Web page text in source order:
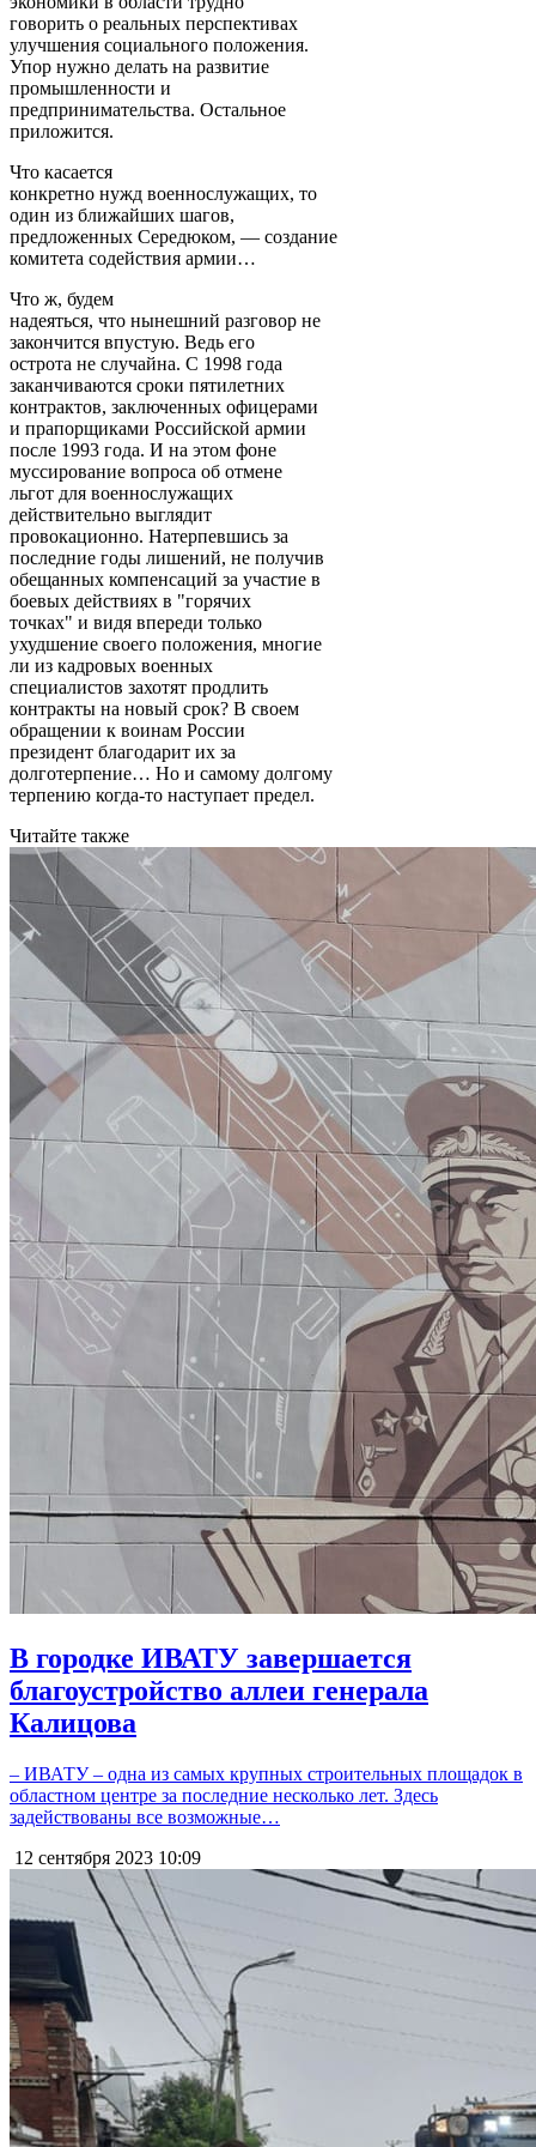
говорить о реальных перспективах
улучшения социального положения.
Упор нужно делать на развитие
промышленности и
предпринимательства. Остальное
приложится.
Что касается
конкретно нужд военнослужащих, то
один из ближайших шагов,
предложенных Середюком, — создание
комитета содействия армии…
Что ж, будем
надеяться, что нынешний разговор не
закончится впустую. Ведь его
острота не случайна. С 1998 года
заканчиваются сроки пятилетних
контрактов, заключенных офицерами
и прапорщиками Российской армии
после 1993 года. И на этом фоне
муссирование вопроса об отмене
льгот для военнослужащих
действительно выглядит
провокационно. Натерпевшись за
последние годы лишений, не получив
обещанных компенсаций за участие в
боевых действиях в "горячих
точках" и видя впереди только
ухудшение своего положения, многие
ли из кадровых военных
специалистов захотят продлить
контракты на новый срок? В своем
обращении к воинам России
президент благодарит их за
долготерпение… Но и самому долгому
терпению когда-то наступает предел.
Читайте также
В городке ИВАТУ завершается
благоустройство аллеи генерала
Калицова
– ИВАТУ – одна из самых крупных строительных площадок в
областном центре за последние несколько лет. Здесь
задействованы все возможные…
12 сентября 2023 10:09